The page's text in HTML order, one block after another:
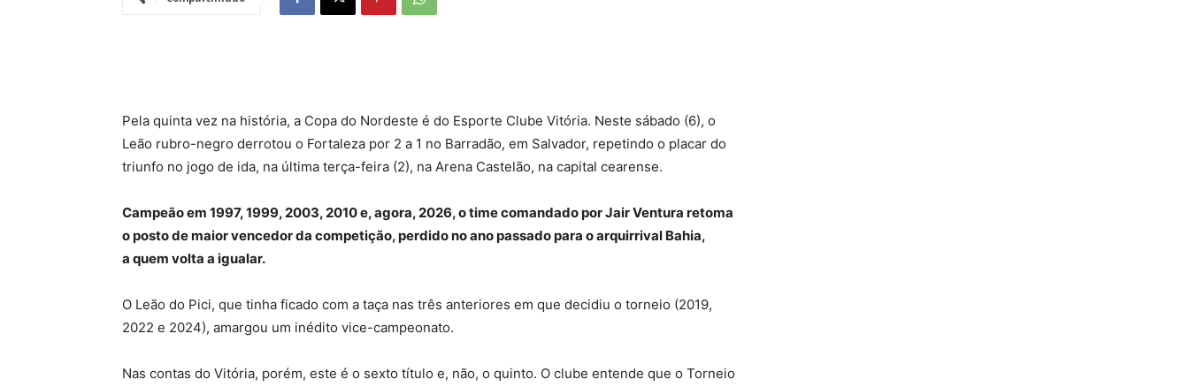
Pela quinta vez na história, a Copa do Nordeste é do Esporte Clube Vitória. Neste sábado (6), o
Leão rubro-negro derrotou o Fortaleza por 2 a 1 no Barradão, em Salvador, repetindo o placar do
triunfo no jogo de ida, na última terça-feira (2), na Arena Castelão, na capital cearense.
Campeão em 1997, 1999, 2003, 2010 e, agora, 2026, o time comandado por Jair Ventura retoma
o posto de maior vencedor da competição, perdido no ano passado para o arquirrival Bahia,
a quem volta a igualar.
O Leão do Pici, que tinha ficado com a taça nas três ​anteriores em que decidiu o torneio (2019,
2022 e 2024), amargou um inédito vice-campeonato.
Nas contas do Vitória, porém, este é o sexto título e, não, o quinto. O clube entende que o Torneio